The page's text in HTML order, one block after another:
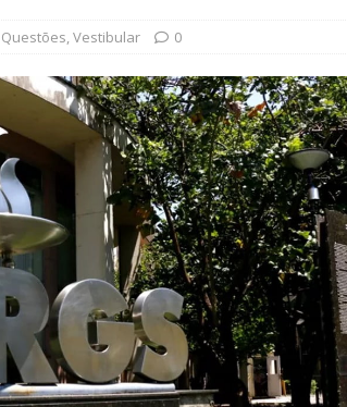
Questões,Vestibular 0